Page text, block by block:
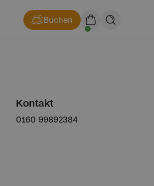
Buchen
Kontakt
0160 99892384